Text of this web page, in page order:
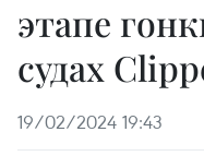
этапе
судах
19/02/2024 19:43